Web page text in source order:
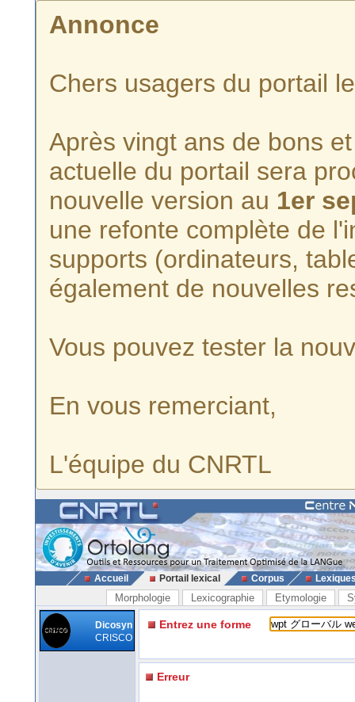
Annonce
Chers usagers du portail
Après vingt ans de bons
actuelle du portail sera
nouvelle version au 1er
une refonte complète de
supports (ordinateurs,
également de nouvelles
Vous pouvez tester la
En vous remerciant,
L'équipe du CNRTL
Accueil Portail lexical Corpus
Morphologie Lexicographie Etymologie
Dicosyn
CRISCO
Entrez une forme
Erreur